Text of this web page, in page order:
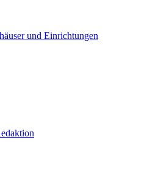
und Einrichtungen